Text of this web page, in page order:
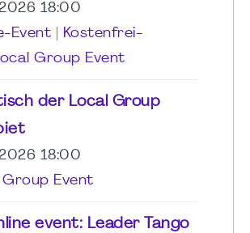
18:00
Event
Kostenfrei-
Group Event
der Local Group
18:00
Group Event
event: Leader Tango